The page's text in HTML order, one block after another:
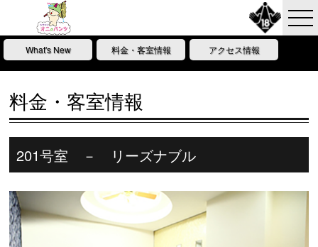
What's New 料金・客室情報 アクセス情報
料金・客室情報
201号室 － リーズナブル